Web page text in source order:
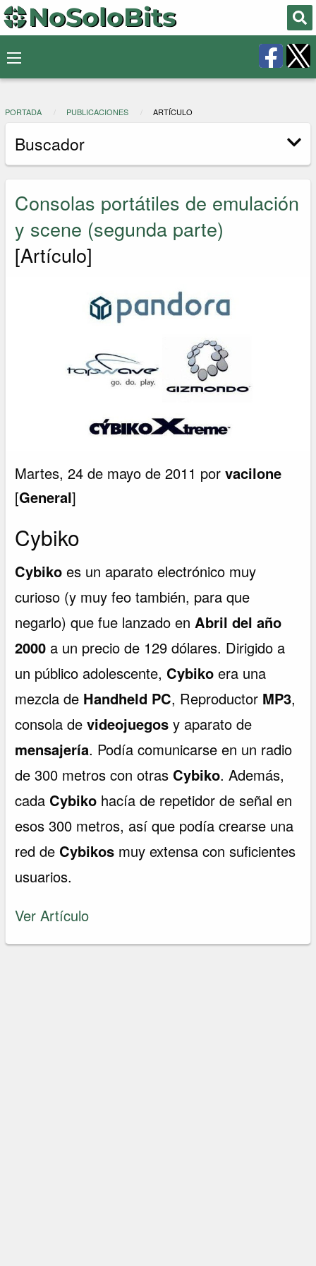
PORTADA PUBLICACIONES ARTÍCULO
Buscador
Consolas portátiles de emulación
y scene (segunda parte)
[Artículo]
Martes, 24 de mayo de 2011 porvacilone
[General]
Cybiko
Cybikoes un aparato electrónico muy
curioso (y muy feo también, para que
negarlo) que fue lanzado enAbril del año
2000 a un precio de 129 dólares. Dirigido a
un público adolescente, Cybikoera una
mezcla de Handheld PC, Reproductor MP3,
consola devideojuegos y aparato de
mensajería. Podía comunicarse en un radio
de 300 metros con otras Cybiko. Además,
cada Cybiko hacía de repetidor de señal en
esos 300 metros, así que podía crearse una
red de Cybikos muy extensa con suficientes
usuarios.
Ver Artículo